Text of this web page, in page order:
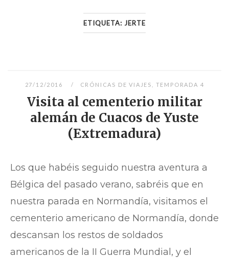
ETIQUETA: JERTE
27/12/2016 CRÓNICAS DE VIAJES TEMPORADA 4
Visita al cementerio militar
alemán de Cuacos de Yuste
(Extremadura)
Los que habéis seguido nuestra aventura a
Bélgica del pasado verano, sabréis que en
nuestra parada en Normandía, visitamos el
cementerio americano de Normandía, donde
descansan los restos de soldados
americanos de la II Guerra Mundial, y el